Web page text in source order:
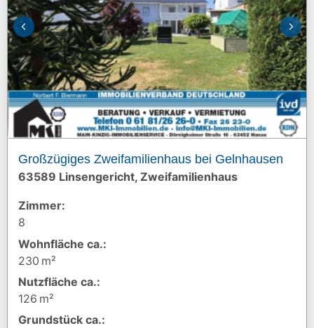
Großzügiges Zweifamilienhaus bei Gelnhausen
63589 Linsengericht, Zweifamilienhaus
Zimmer:
8
Wohnfläche ca.:
230 m²
Nutzfläche ca.:
126 m²
Grund­stück ca.: